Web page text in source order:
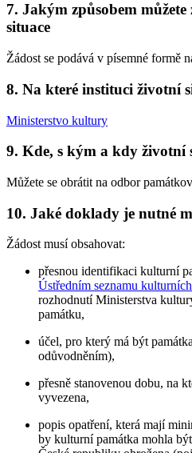
7. Jakým způsobem
situace
Žádost se podává v písemné formě
8. Na které instituci životní
Ministerstvo kultury
9. Kde, s kým a kdy životní
Můžete se obrátit na odbor
10. Jaké doklady je nutné
Žádost musí obsahovat:
přesnou identifikaci kulturní
Ústředním seznamu
rozhodnutí Ministerstva
památku,
účel, pro který má být
odůvodněním),
přesně stanovenou dobu, na
vyvezena,
popis opatření, která mají
by kulturní památka mohla